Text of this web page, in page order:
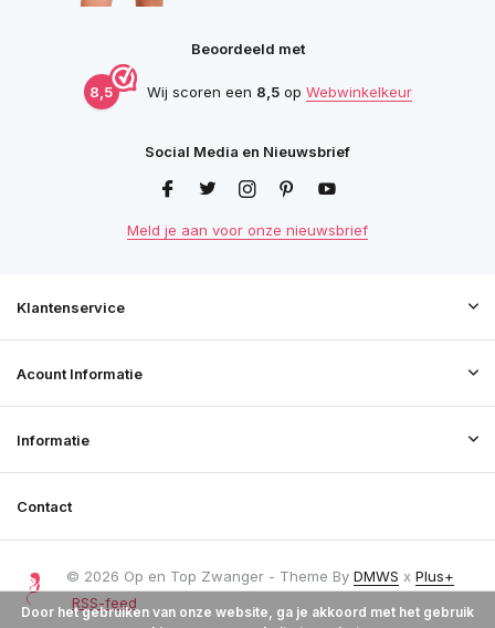
Beoordeeld met
8,5 Wij scoren een 8,5op Webwinkelkeur
Social Media en Nieuwsbrief
Meld je aan voor onze nieuwsbrief
Klantenservice
Acount Informatie
Informatie
Contact
© 2026 Op en Top Zwanger - Theme By DMWS x Plus+
RSS-feed
Door het gebruiken van onze website, ga je akkoord met het gebruik